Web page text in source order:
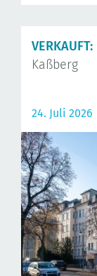
VERKAUFT:
Kaßberg
24. Juli 2026